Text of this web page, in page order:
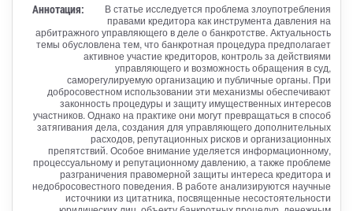
Аннотация:
В статье исследуется проблема злоупотребления
правами кредитора как инструмента давления на
арбитражного управляющего в деле о банкротстве. Актуальность
темы обусловлена тем, что банкротная процедура предполагает
активное участие кредиторов, контроль за действиями
управляющего и возможность обращения в суд,
саморегулируемую организацию и публичные органы. При
добросовестном использовании эти механизмы обеспечивают
законность процедуры и защиту имущественных интересов
участников. Однако на практике они могут превращаться в способ
затягивания дела, создания для управляющего дополнительных
расходов, репутационных рисков и организационных
препятствий. Особое внимание уделяется информационному,
процессуальному и репутационному давлению, а также проблеме
разграничения правомерной защиты интереса кредитора и
недобросовестного поведения. В работе анализируются научные
источники из цитатника, посвященные несостоятельности